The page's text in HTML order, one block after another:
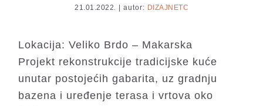
21.01.2022. | autor: DIZAJNETC
Lokacija: Veliko Brdo – Makarska
Projekt rekonstrukcije tradicijske kuće
unutar postojećih gabarita, uz gradnju
bazena i uređenje terasa i vrtova oko